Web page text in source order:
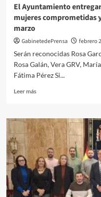
unida
a
tradición
cultura
de
Almería
El Ayuntamiento
mujeres comprometidas
marzo
GabinetedePrensa febrero
Serán reconocidas Rosa
Rosa Galán, Vera GRV,
Fátima Pérez Si...
Leer másLeer
El
Ayuntamiento
entregará
los
Galardones
8M
a
ocho
mujeres